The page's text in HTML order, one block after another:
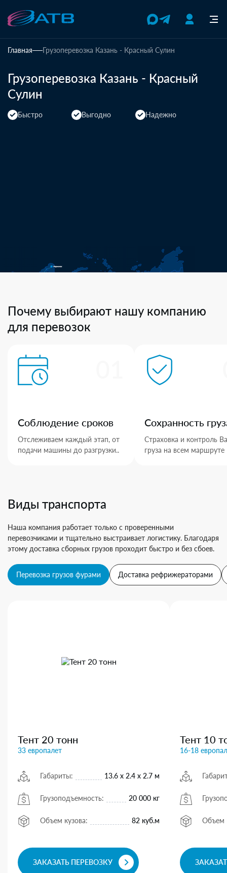
Главная Грузоперевозка Казань - Красный Сулин
Грузоперевозка Казань - Красный
Сулин
Быстро Выгодно Надежно
Почему выбирают нашу компанию
для перевозок
Соблюдение сроков
Отслеживаем каждый этап, от
подачи машины до разгрузки..
Сохранность
Страховка и контроль
груза на всем маршруте
Виды транспорта
Наша компания работает только с проверенными
перевозчиками и тщательно выстраивает логистику. Благодаря
этому доставка сборных грузов проходит быстро и без сбоев.
Перевозка грузов фурами Доставка рефрижераторами
Тент 20 тонн
33 европалет
Габариты: 13.6 х 2.4 х 2.7 м
Грузоподъемность: 20 000 кг
Объем кузова: 82 куб.м
ЗАКАЗАТЬ ПЕРЕВОЗКУ
Тент 10
16-18
Объем